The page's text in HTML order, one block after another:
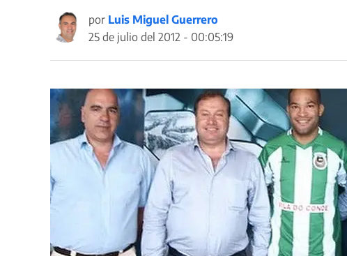
por Luis Miguel Guerrero
25 de julio del 2012 - 00:05:19